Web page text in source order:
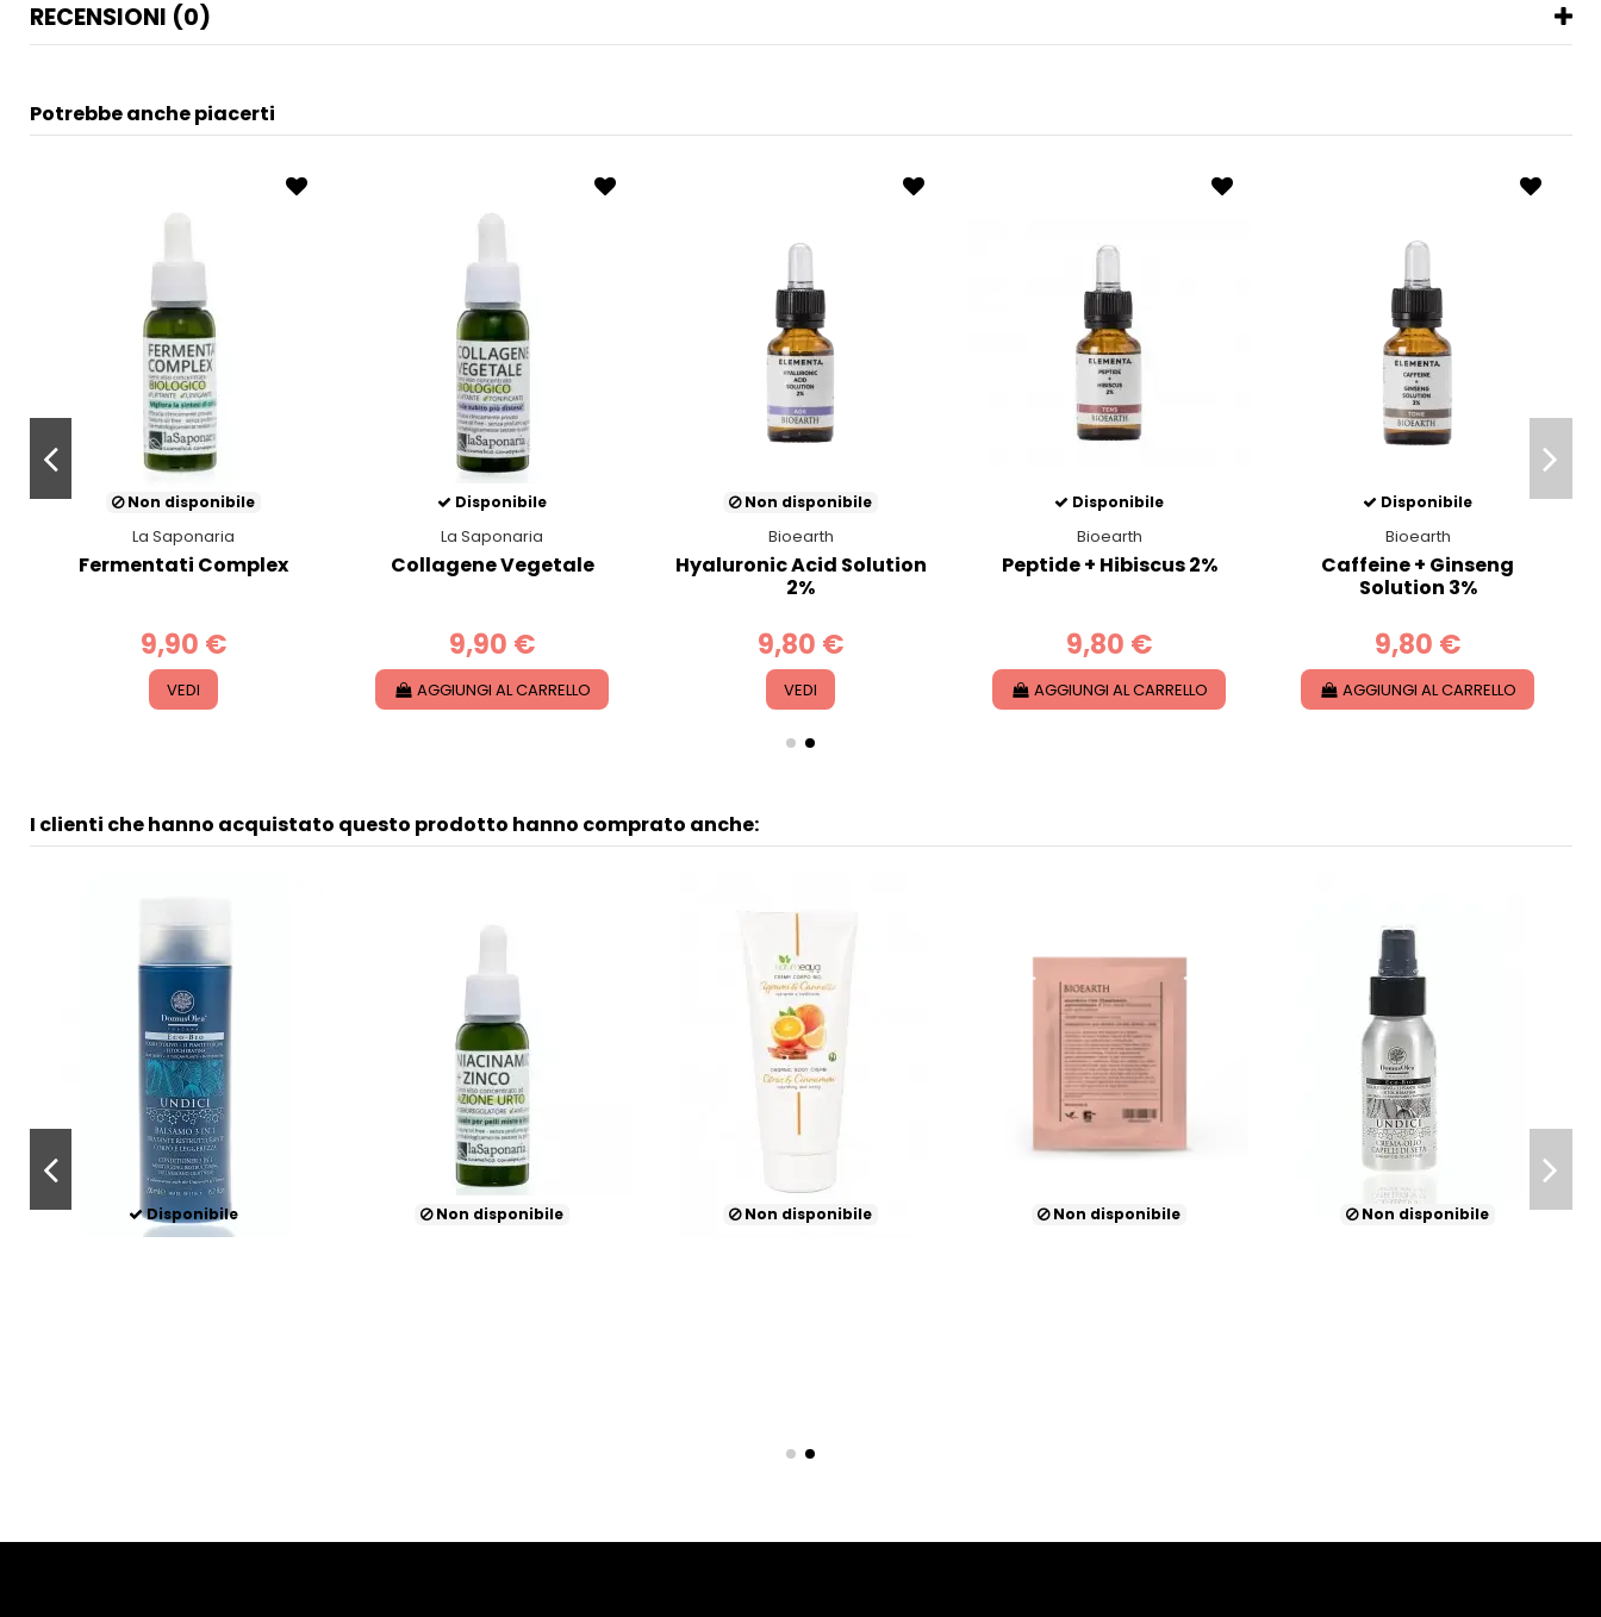
RECENSIONI (0)
Potrebbe anche piacerti
Non disponibile
La Saponaria
Fermentati Complex
9,90 €
VEDI
Disponibile
La Saponaria
Collagene Vegetale
9,90 €
AGGIUNGI AL CARRELLO
Non disponibile
Bioearth
Hyaluronic Acid Solution
2%
9,80 €
VEDI
Disponibile
Bioearth
Peptide + Hibiscus 2%
9,80 €
AGGIUNGI AL CARRELLO
Disponibile
Bioearth
Caffeine + Ginseng
Solution 3%
9,80 €
AGGIUNGI AL CARRELLO
I clienti che hanno acquistato questo prodotto hanno comprato anche:
Disponibile Non disponibile Non disponibile Non disponibile Non disponibile